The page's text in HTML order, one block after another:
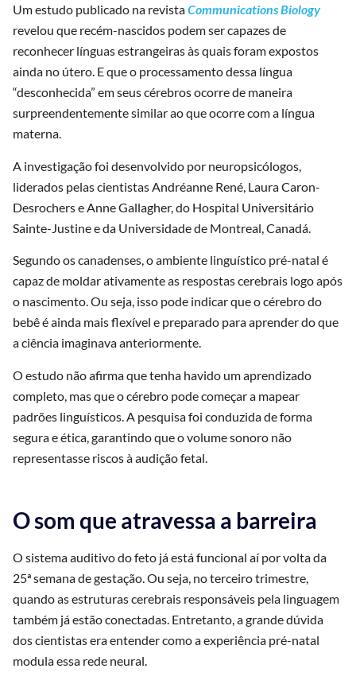
Um estudo publicado na revistaCommunications Biology
revelou que recém-nascidos podem ser capazes de
reconhecer línguas estrangeiras às quais foram expostos
ainda no útero. E que o processamento dessa língua
“desconhecida” em seus cérebros ocorre de maneira
surpreendentemente similar ao que ocorre com a língua
materna.
A investigação foi desenvolvido por neuropsicólogos,
liderados pelas cientistas Andréanne René, Laura Caron-
Desrochers e Anne Gallagher, do Hospital Universitário
Sainte-Justine e da Universidade de Montreal, Canadá.
Segundo os canadenses, o ambiente linguístico pré-natal é
capaz de moldar ativamente as respostas cerebrais logo após
o nascimento. Ou seja, isso pode indicar que o cérebro do
bebê é ainda mais flexível e preparado para aprender do que
a ciência imaginava anteriormente.
O estudo não afirma que tenha havido um aprendizado
completo, mas que o cérebro pode começar a mapear
padrões linguísticos. A pesquisa foi conduzida de forma
segura e ética, garantindo que o volume sonoro não
representasse riscos à audição fetal.
O som que atravessa a barreira
O sistema auditivo do feto já está funcional aí por volta da
25ª semana de gestação. Ou seja, no terceiro trimestre,
quando as estruturas cerebrais responsáveis pela linguagem
também já estão conectadas. Entretanto, a grande dúvida
dos cientistas era entender como a experiência pré-natal
modula essa rede neural.